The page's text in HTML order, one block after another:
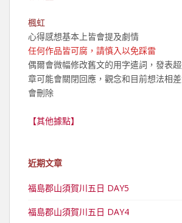
楓虹
心得感想基本上皆會提及劇情
任何作品皆可腐，請慎入以免踩雷
偶爾會微幅修改舊文的用字遣詞，發表
章可能會關閉回應，觀念和目前想法相
會刪除
【其他據點】
近期文章
福島郡山須賀川五日 DAY5
福島郡山須賀川五日 DAY4